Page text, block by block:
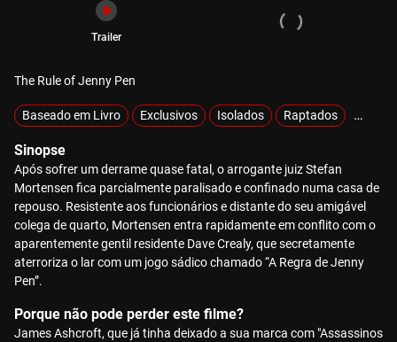
Trailer
The Rule of Jenny Pen
Baseado em Livro Exclusivos Isolados Raptados
Sinopse
Após sofrer um derrame quase fatal, o arrogante juiz Stefan
Mortensen fica parcialmente paralisado e confinado numa casa de
repouso. Resistente aos funcionários e distante do seu amigável
colega de quarto, Mortensen entra rapidamente em conflito com o
aparentemente gentil residente Dave Crealy, que secretamente
aterroriza o lar com um jogo sádico chamado “A Regra de Jenny
Pen”.
Porque não pode perder este filme?
James Ashcroft, que já tinha deixado a sua marca com "Assassinos